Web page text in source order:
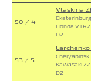
50 / 4
Vlaskina
Ekaterinburg
Honda
D2
53 / 5
Chelyabinsk
Kawasaki
D2